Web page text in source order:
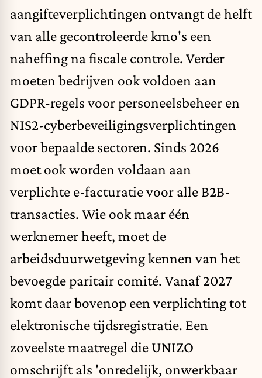
aangifteverplichtingen ontvangt de helft
van alle gecontroleerde kmo's een
naheffing na fiscale controle. Verder
moeten bedrijven ook voldoen aan
GDPR-regels voor personeelsbeheer en
NIS2-cyberbeveiligingsverplichtingen
voor bepaalde sectoren. Sinds 2026
moet ook worden voldaan aan
verplichte e-facturatie voor alle B2B-
transacties. Wie ook maar één
werknemer heeft, moet de
arbeidsduurwetgeving kennen van het
bevoegde paritair comité. Vanaf 2027
komt daar bovenop een verplichting tot
elektronische tijdsregistratie. Een
zoveelste maatregel die UNIZO
omschrijft als 'onredelijk, onwerkbaar